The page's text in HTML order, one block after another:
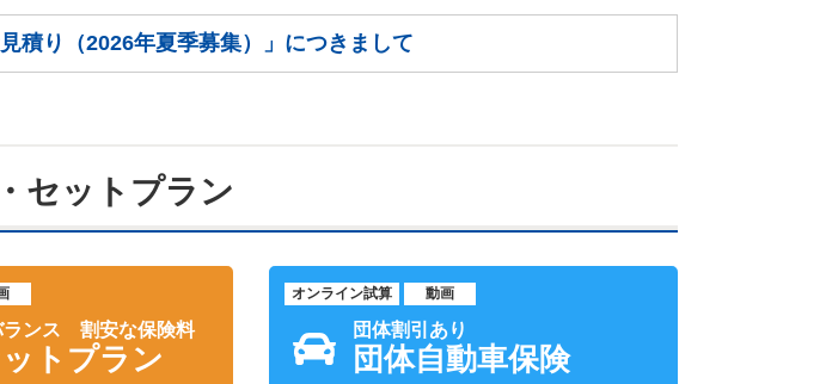
積り（2026年夏季募集）」につきまして
セットプラン
ランス 割安な保険料
トプラン
オンライン試算 動画
団体割引あり
団体自動車保険